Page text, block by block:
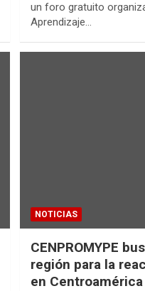
un foro gratuito
Aprendizaje…
NOTICIAS
CENPROMYPE
región para la
en Centroamérica